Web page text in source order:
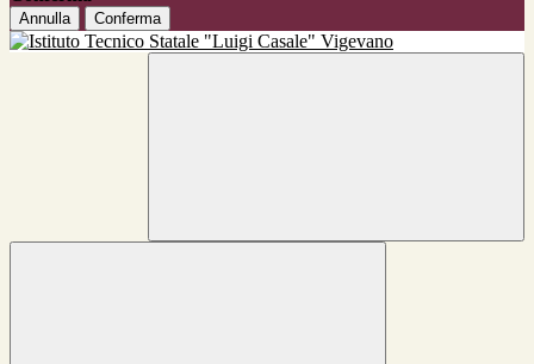
Annulla Conferma